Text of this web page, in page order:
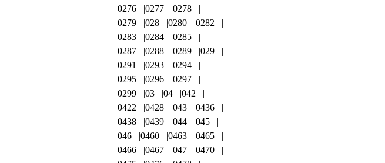
0276
0277
0278
0279
028 0280
0282
0283
0284
0285
0287
0288 0289
029
0291
0293
0294
0295
0296
0297
0299
03 04
042
0422
0428 043
0436
0438
0439 044
045
046
0460 0463
0465
0466
0467 047
0470